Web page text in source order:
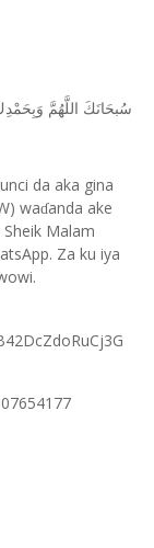
ﺳُﺒﺤَﺎﻧَﻚَ ﺍﻟﻠَّﻬُﻢَّ
da aka gina
waɗanda ake
Malam
Za ku iya